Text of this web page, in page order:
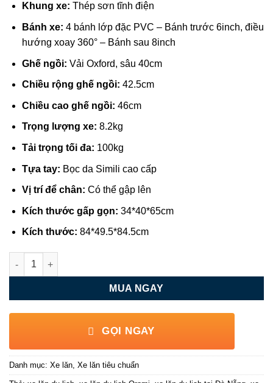
Khung xe: Thép sơn tĩnh điện
Bánh xe: 4 bánh lớp đặc PVC – Bánh trước 6inch, điều
hướng xoay 360° – Bánh sau 8inch
Ghế ngồi: Vải Oxford, sâu 40cm
Chiều rộng ghế ngồi: 42.5cm
Chiều cao ghế ngồi: 46cm
Trọng lượng xe: 8.2kg
Tải trọng tối đa: 100kg
Tựa tay: Bọc da Simili cao cấp
Vị trí để chân: Có thể gập lên
Kích thước gấp gọn: 34*40*65cm
Kích thước: 84*49.5*84.5cm
Xe lăn Oromi gấp gọn XL-84S số lượng
MUA NGAY
GỌI NGAY
Danh mục: Xe lăn, Xe lăn tiêu chuẩn